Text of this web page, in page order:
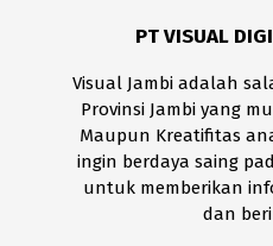
PT VISUAL
Visual Jambi adalah
Provinsi Jambi yang
Maupun Kreatifitas
ingin berdaya saing
untuk memberikan
dan